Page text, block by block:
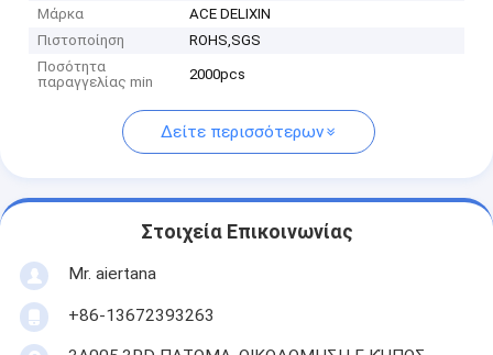
Μάρκα
ACE DELIXIN
Πιστοποίηση
ROHS,SGS
Ποσότητα
παραγγελίας min
2000pcs
Δείτε περισσότερων
Στοιχεία Επικοινωνίας
Mr. aiertana
+86-13672393263